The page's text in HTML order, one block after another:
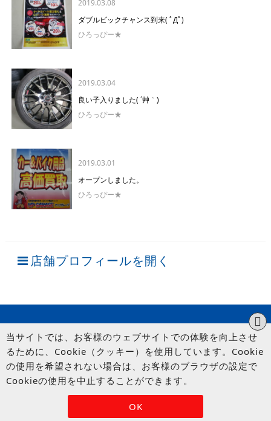
2019.03.08
ダブルビックチャンス到来( ﾟДﾟ)
ひろっぴー★
2019.03.04
良い子入りました( ´艸｀)
ひろっぴー★
2019.03.01
オープンしました。
ひろっぴー★
店舗プロフィールを開く
© UP GARAGE GROUP Co., Ltd.
OK
当サイトでは、お客様のウェブサイトでの体験を向上させ
るために、Cookie（クッキー）を使用しています。Cookie
の使用を希望されない場合は、お客様のブラウザの設定で
Cookieの使用を中止することができます。